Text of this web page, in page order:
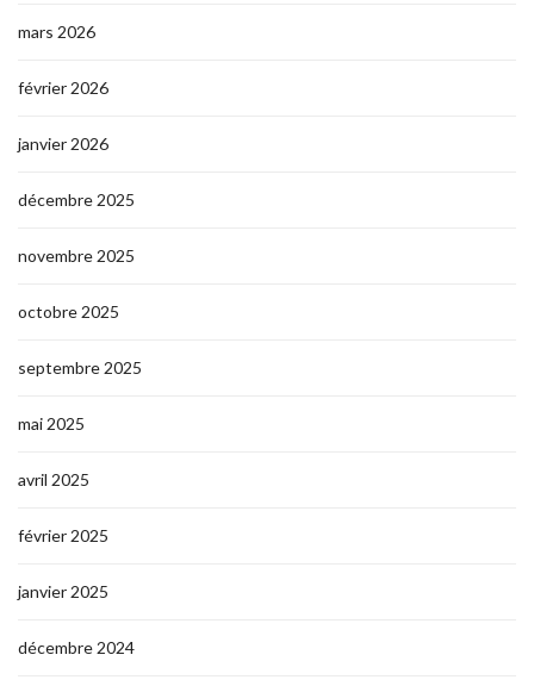
mars 2026
février 2026
janvier 2026
décembre 2025
novembre 2025
octobre 2025
septembre 2025
mai 2025
avril 2025
février 2025
janvier 2025
décembre 2024